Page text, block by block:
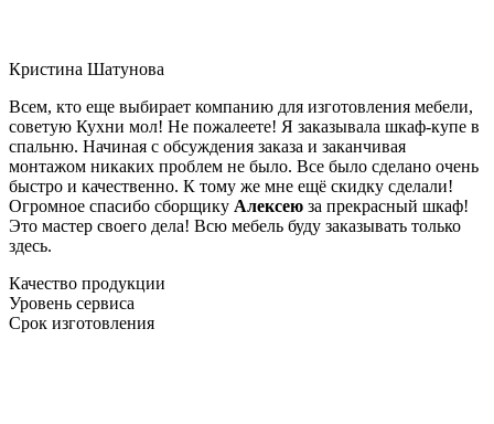
Кристина Шатунова
Всем, кто еще выбирает компанию для изготовления мебели,
советую Кухни мол! Не пожалеете! Я заказывала шкаф-купе в
спальню. Начиная с обсуждения заказа и заканчивая
монтажом никаких проблем не было. Все было сделано очень
быстро и качественно. К тому же мне ещё скидку сделали!
Огромное спасибо сборщику Алексею за прекрасный шкаф!
Это мастер своего дела! Всю мебель буду заказывать только
здесь.
Качество продукции
Уровень сервиса
Срок изготовления